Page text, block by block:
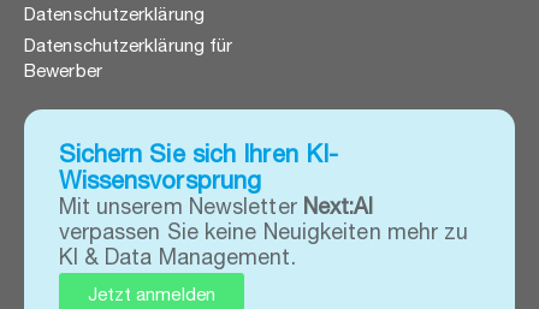
Datenschutzerklärung
Datenschutzerklärung für
Bewerber
Sichern Sie sich Ihren KI-
Wissensvorsprung
Mit unserem Newsletter Next:AI
verpassen Sie keine Neuigkeiten mehr zu
KI & Data Management.
Jetzt anmelden